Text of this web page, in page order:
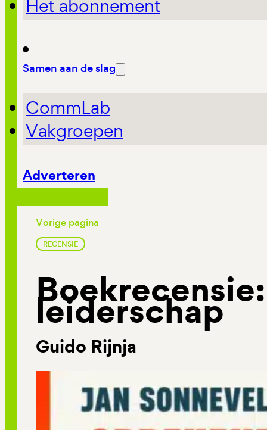
Het abonnement
Samen aan de slag
CommLab
Vakgroepen
Adverteren
Vorige pagina
RECENSIE
leiderschap
Guido Rijnja